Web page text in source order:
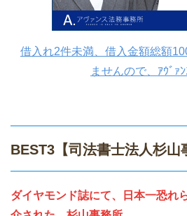
借入れ2件未満、借入金額総額
ませんので、ｱｳﾞｧ
BEST3【司法書士法人杉山
ダイヤモンド誌にて、日本一恐れ